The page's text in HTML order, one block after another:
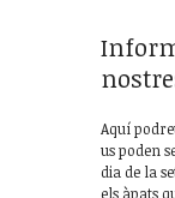
Aquí
us poden
dia de la
els àpats